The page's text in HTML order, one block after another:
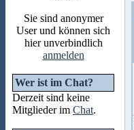
Sie sind anonymer
User und können sich
hier unverbindlich
anmelden
Wer ist im Chat?
Derzeit sind keine
Mitglieder im Chat.